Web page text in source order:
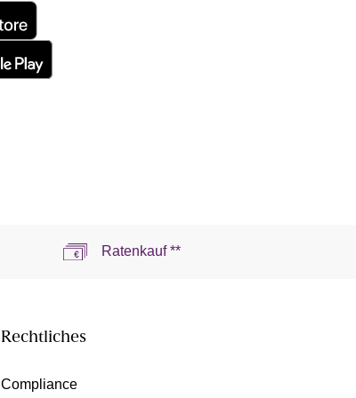
Ratenkauf **
Rechtliches
Compliance